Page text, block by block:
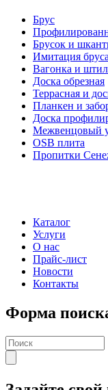
Брус
Брусок и
Имитация бруса
Вагонка и
Доска обрезная
Террасная и
Планкен и
Доска
Межвенцовый
OSB плита
Пропитки
Каталог
Услуги
О нас
Прайс-лист
Новости
Контакты
Форма